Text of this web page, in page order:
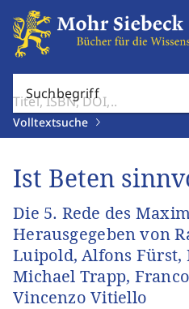
Suchbegriff
Volltextsuche
Ist Beten
Die 5. Rede des
Herausgegeben von
Luipold, Alfons Fürst,
Michael Trapp,
Vincenzo Vitiello